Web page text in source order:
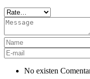
No existen